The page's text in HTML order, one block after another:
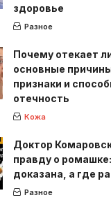
здоровье
Разное
Почему отекает
основные
признаки и
отечность
Кожа
Доктор
правду о
доказана, а где
Разное